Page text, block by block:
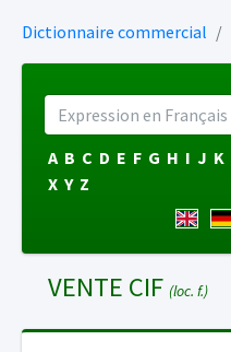
Dictionnaire commercial
A B C D E F G H I J K
X Y Z
VENTE CIF (loc. f.)